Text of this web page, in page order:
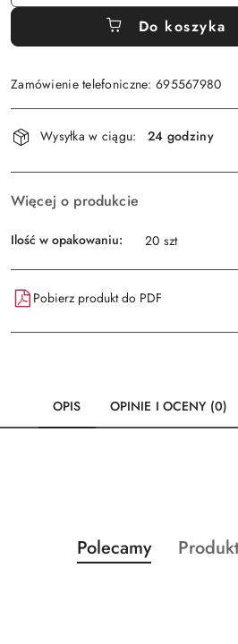
Do koszyka
Zamówienie telefoniczne: 695567980
Dostępność
i
dostawa
Wysyłka w ciągu: 24 godziny
Więcej o produkcie
Ilość w opakowaniu: 20 szt
Pobierz produkt do PDF
OPIS OPINIE I OCENY (0)
Pomiń karuzelę produktów
Produkty
o
Polecamy